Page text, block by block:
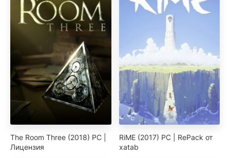
The Room Three (2018) PC |
Лицензия
RiME (2017) PC | RePack от
xatab